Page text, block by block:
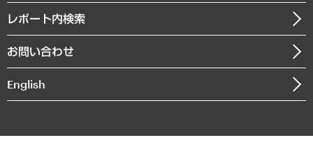
まちづくり・観光・交通・スポーツ・スマートシティ
自然資源・農林水産業・食料システム
沿革
組織図・本部部室紹介
インドネシア現地法人
個人情報保護方針
レポート内検索
お問い合わせ
English